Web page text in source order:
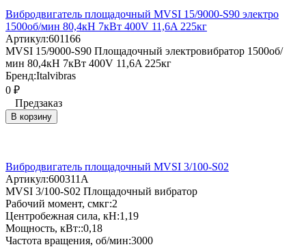
Вибродвигатель площадочный MVSI 15/9000-S90 электро
1500об/мин 80,4кН 7кВт 400V 11,6A 225кг
Артикул:601166
MVSI 15/9000-S90 Площадочный электровибратор 1500об/
мин 80,4кН 7кВт 400V 11,6A 225кг
Бренд:Italvibras
0 ₽
Предзаказ
В корзину
Вибродвигатель площадочный MVSI 3/100-S02
Артикул:600311A
MVSI 3/100-S02 Площадочный вибратор
Рабочий момент, смкг:2
Центробежная сила, кН:1,19
Мощность, кВт::0,18
Частота вращения, об/мин:3000